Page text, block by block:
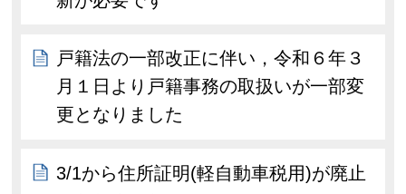
戸籍法の一部改正に伴い，令和６年３
月１日より戸籍事務の取扱いが一部変
更となりました
3/1から住所証明(軽自動車税用)が廃止